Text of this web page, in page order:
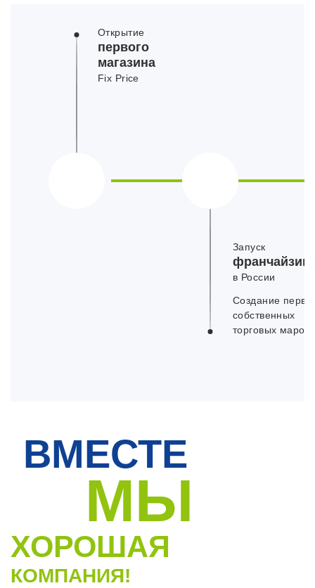
Открытие
первого
магазина
Fix Price
Запуск
в России
Создание
собственных
торговых марок
ВМЕСТЕ
МЫ
ХОРОШАЯ
КОМПАНИЯ!